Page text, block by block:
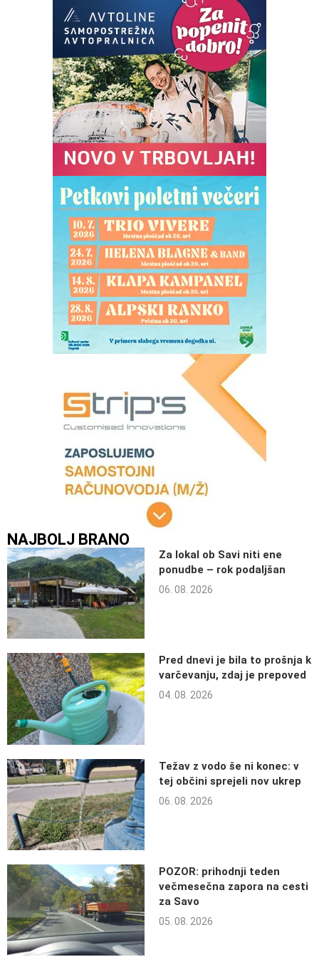
NAJBOLJ BRANO
Za lokal ob Savi niti ene
ponudbe – rok podaljšan
06. 08. 2026
Pred dnevi je bila to prošnja k
varčevanju, zdaj je prepoved
04. 08. 2026
Težav z vodo še ni konec: v
tej občini sprejeli nov ukrep
06. 08. 2026
POZOR: prihodnji teden
večmesečna zapora na cesti
za Savo
05. 08. 2026